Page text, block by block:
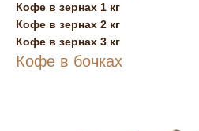
Кофе в зернах 1 кг
Кофе в зернах 2 кг
Кофе в зернах 3 кг
Кофе в бочках